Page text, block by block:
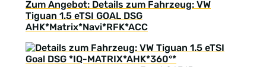
Zum Angebot: Details zum Fahrzeug: VW
Tiguan 1.5 eTSI GOAL DSG
AHK*Matrix*Navi*RFK*ACC